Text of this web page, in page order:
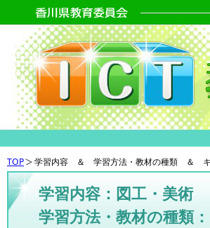
TOP 学習内容 ＆ 学習方法・教材の種類 ＆ キ
学習内容：図工・美術
学習方法・教材の種類